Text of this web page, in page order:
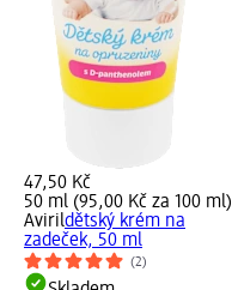
47,50 Kč
50 ml (95,00 Kč za 100 ml)
Avirildětský krém na
zadeček, 50 ml
(2)